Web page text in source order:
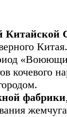
Китайской
кочевого
фабрики